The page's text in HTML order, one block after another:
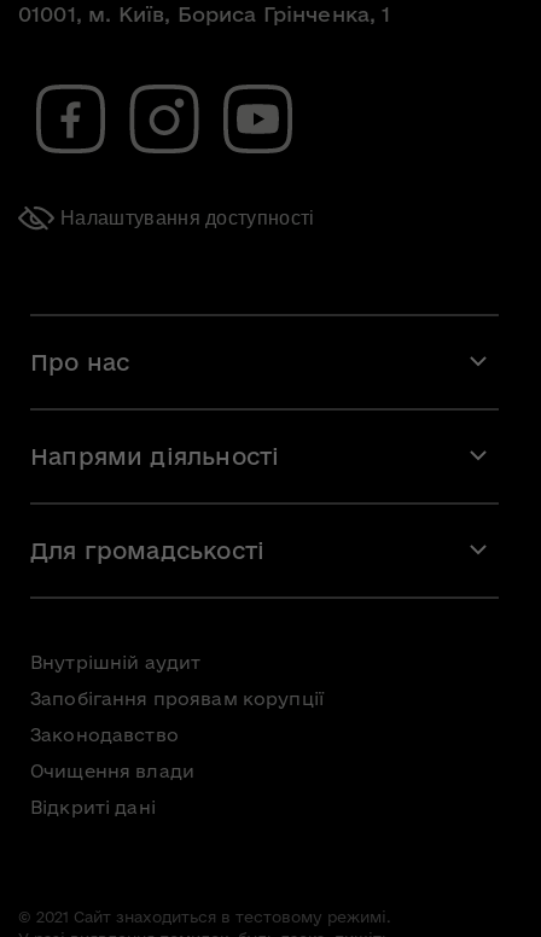
01001, м. Київ, Бориса Грінченка, 1
Налаштування доступності
Про нас
Команда
Вакансії
Напрями діяльності
Мистецька освіта
Для громадськості
Внутрішній аудит
Запобігання проявам корупції
Законодавство
Очищення влади
Відкриті дані
© 2021 Сайт знаходиться в тестовому режимі.